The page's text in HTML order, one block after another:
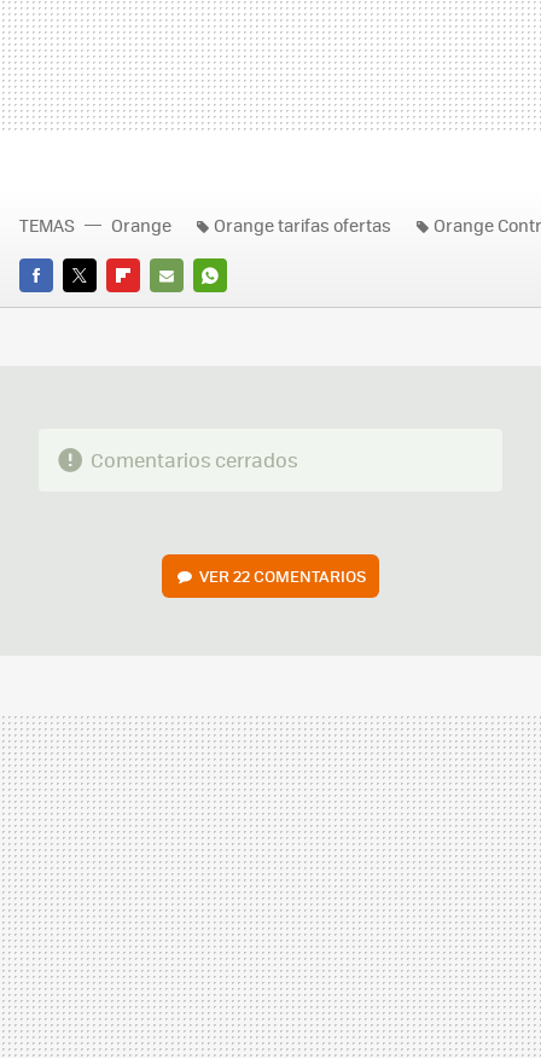
FACEBOOK
TWITTERFLIPBOARD
E-
WHATSAPP
TEMAS Orange Orange tarifas ofertas Orange
Comentarios cerrados
VER22 COMENTARIOS